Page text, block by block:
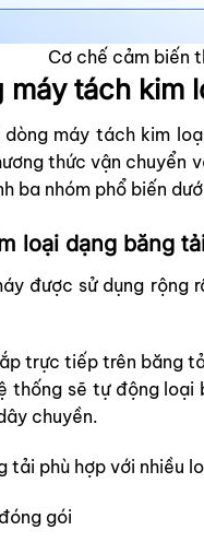
Cơ chế cảm biến
máy tách kim
máy tách kim
thức vận chuyển
ba nhóm phổ biến
loại dạng băng
được sử dụng rộng
trực tiếp trên băng
thống sẽ tự động loại
chuyền.
tải phù hợp với nhiều
gói